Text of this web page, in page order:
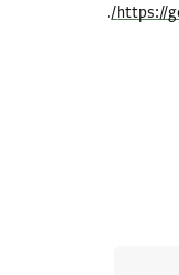
https://
.